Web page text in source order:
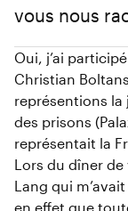
vous nous
Oui, j’ai
Christian
représentions la
des prisons
représentait la
Lors du dîner de
Lang qui
en effet que